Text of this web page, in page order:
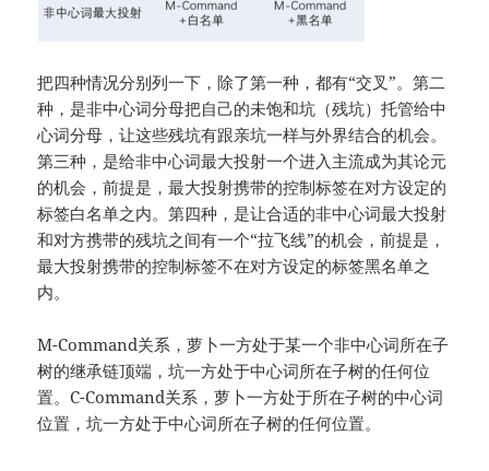
把四种情况分别列一下，除了第一种，都有“交叉”。第二
种，是非中心词分母把自己的未饱和坑（残坑）托管给中
心词分母，让这些残坑有跟亲坑一样与外界结合的机会。
第三种，是给非中心词最大投射一个进入主流成为其论元
的机会，前提是，最大投射携带的控制标签在对方设定的
标签白名单之内。第四种，是让合适的非中心词最大投射
和对方携带的残坑之间有一个“拉飞线”的机会，前提是，
最大投射携带的控制标签不在对方设定的标签黑名单之
内。
M-Command关系，萝卜一方处于某一个非中心词所在子
树的继承链顶端，坑一方处于中心词所在子树的任何位
置。C-Command关系，萝卜一方处于所在子树的中心词
位置，坑一方处于中心词所在子树的任何位置。